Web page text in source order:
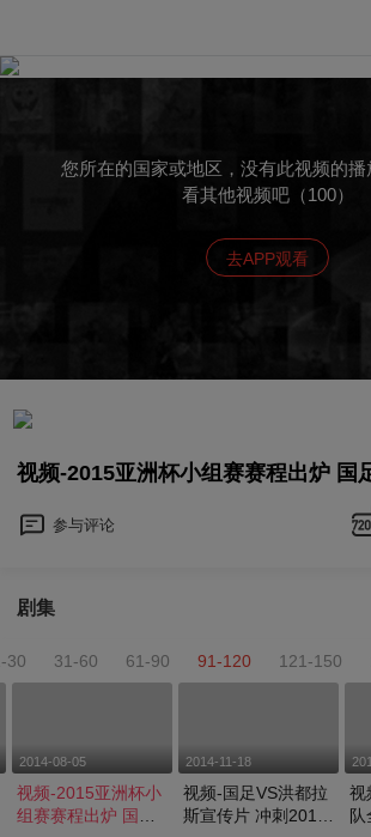
您所在的国家或地区，没有此视频的
看其他视频吧（100）
去APP观看
视频-2015亚洲杯小组赛赛程出炉 国
参与评论
剧集
30 31-60 61-90 91-120 121-150
2014-08-05
视频-2015亚洲杯小
组赛赛程出炉 国足
2014-11-18
视频-国足VS洪都拉
斯宣传片 冲刺2015
视
队